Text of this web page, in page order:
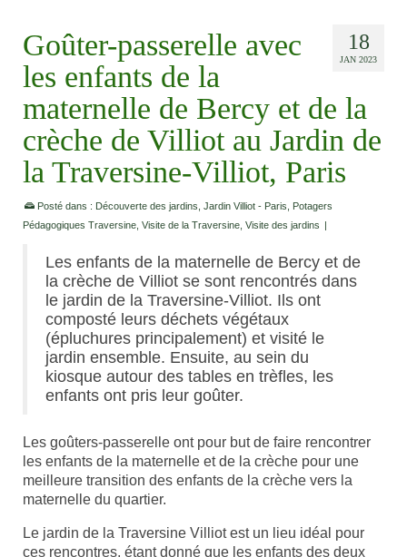
18
JAN 2023
Goûter-passerelle avec
les enfants de la
maternelle de Bercy et de la
crèche de Villiot au Jardin de
la Traversine-Villiot, Paris
Posté dans : Découverte des jardins Jardin Villiot - Paris
Potagers
Pédagogiques Traversine Visite de la Traversine Visite des jardins |
Les enfants de la maternelle de Bercy et de
la crèche de Villiot se sont rencontrés dans
le jardin de la Traversine-Villiot. Ils ont
composté leurs déchets végétaux
(épluchures principalement) et visité le
jardin ensemble. Ensuite, au sein du
kiosque autour des tables en trèfles, les
enfants ont pris leur goûter.
Les goûters-passerelle ont pour but de faire rencontrer
les enfants de la maternelle et de la crèche pour une
meilleure transition des enfants de la crèche vers la
maternelle du quartier.
Le jardin de la Traversine Villiot est un lieu idéal pour
ces rencontres, étant donné que les enfants des deux